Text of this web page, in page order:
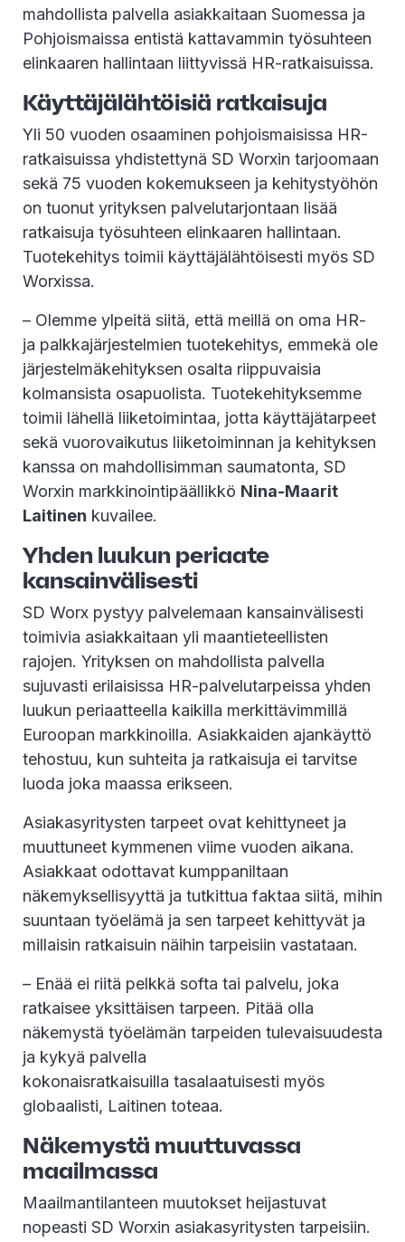
mahdollista palvella asiakkaitaan Suomessa ja
Pohjoismaissa entistä kattavammin työsuhteen
elinkaaren hallintaan liittyvissä HR-ratkaisuissa.
Käyttäjälähtöisiä ratkaisuja
Yli 50 vuoden osaaminen pohjoismaisissa HR-
ratkaisuissa yhdistettynä SD Worxin tarjoomaan
sekä 75 vuoden kokemukseen ja kehitystyöhön
on tuonut yrityksen palvelutarjontaan lisää
ratkaisuja työsuhteen elinkaaren hallintaan.
Tuotekehitys toimii käyttäjälähtöisesti myös SD
Worxissa.
– Olemme ylpeitä siitä, että meillä on oma HR-
ja palkkajärjestelmien tuotekehitys, emmekä ole
järjestelmäkehityksen osalta riippuvaisia
kolmansista osapuolista. Tuotekehityksemme
toimii lähellä liiketoimintaa, jotta käyttäjätarpeet
sekä vuorovaikutus liiketoiminnan ja kehityksen
kanssa on mahdollisimman saumatonta, SD
Worxin markkinointipäällikkö Nina-Maarit
Laitinen kuvailee.
Yhden luukun periaate
kansainvälisesti
SD Worx pystyy palvelemaan kansainvälisesti
toimivia asiakkaitaan yli maantieteellisten
rajojen. Yrityksen on mahdollista palvella
sujuvasti erilaisissa HR-palvelutarpeissa yhden
luukun periaatteella kaikilla merkittävimmillä
Euroopan markkinoilla. Asiakkaiden ajankäyttö
tehostuu, kun suhteita ja ratkaisuja ei tarvitse
luoda joka maassa erikseen.
Asiakasyritysten tarpeet ovat kehittyneet ja
muuttuneet kymmenen viime vuoden aikana.
Asiakkaat odottavat kumppaniltaan
näkemyksellisyyttä ja tutkittua faktaa siitä, mihin
suuntaan työelämä ja sen tarpeet kehittyvät ja
millaisin ratkaisuin näihin tarpeisiin vastataan.
– Enää ei riitä pelkkä softa tai palvelu, joka
ratkaisee yksittäisen tarpeen. Pitää olla
näkemystä työelämän tarpeiden tulevaisuudesta
ja kykyä palvella
kokonaisratkaisuilla tasalaatuisesti myös
globaalisti, Laitinen toteaa.
Näkemystä muuttuvassa
maailmassa
Maailmantilanteen muutokset heijastuvat
nopeasti SD Worxin asiakasyritysten tarpeisiin.